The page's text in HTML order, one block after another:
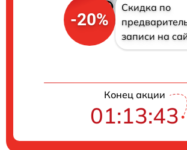
-20%
Скидка по
записи на
Конец акции
01:13:42